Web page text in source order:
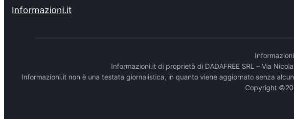
Informazioni.it
Informazioni.it di proprietà di DADAFREE SRL – Via
Informazioni.it non è una testata giornalistica, in quanto viene aggiornato senza
Copyright